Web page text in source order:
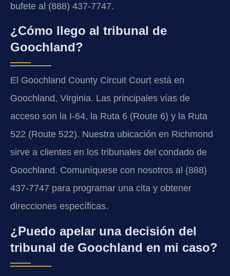
bufete al (888) 437-7747.
¿Cómo llego al tribunal de
Goochland?
El Goochland County Circuit Court está en
Goochland, Virginia. Las principales vías de
acceso son la I-64, la Ruta 6 (Route 6) y la Ruta
522 (Route 522). Nuestra ubicación en Richmond
sirve a clientes en los tribunales del condado de
Goochland. Comuníquese con nosotros al (888)
437-7747 para programar una cita y obtener
direcciones específicas.
¿Puedo apelar una decisión del
tribunal de Goochland en mi caso?